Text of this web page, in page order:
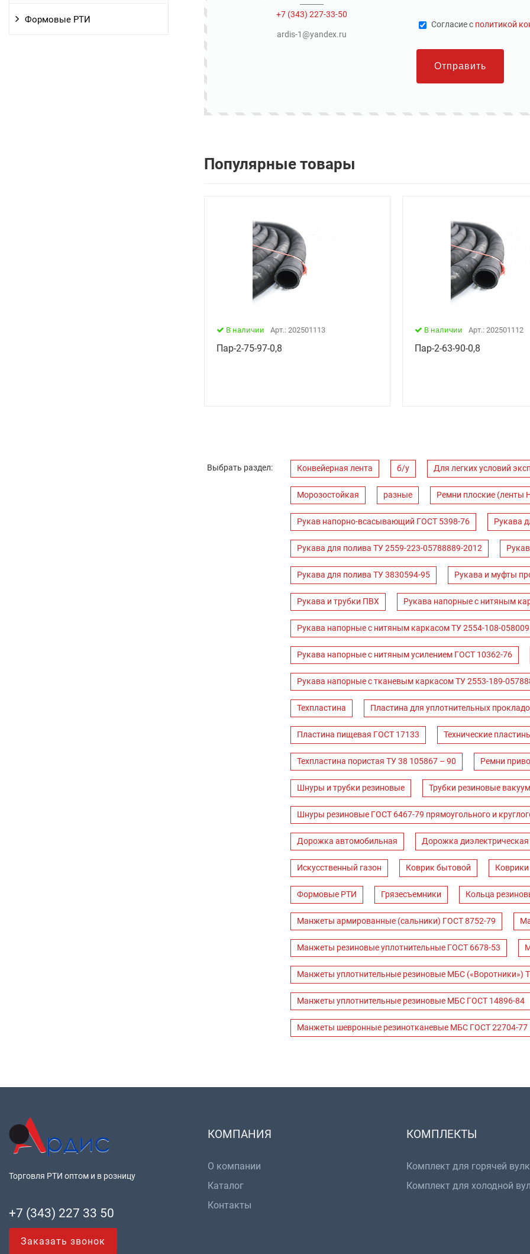
Формовые РТИ +7 (343) 227-33-50
ardis-1@yandex.ru
Cогласие с политикой
Отправить
Популярные товары
В наличии Арт.: 202501113
Пар-2-75-97-0,8
В наличии Арт.: 202501112
Пар-2-63-90-0,8
Выбрать раздел: Конвейерная лента б/у Для легких условий
Морозостойкая разные Ремни плоские (ленты
Рукав напорно-всасывающий ГОСТ 5398-76 Рукава
Рукава для полива ТУ 2559-223-05788889-2012
Рукава для полива ТУ 3830594-95 Рукава и муфты
Рукава и трубки ПВХ Рукава напорные с нитяным
Рукава напорные с нитяным каркасом ТУ 2554-108-
Рукава напорные с нитяным усилением ГОСТ 10362-76
Рукава напорные с тканевым каркасом ТУ 2553-189-
Техпластина Пластина для уплотнительных
Пластина пищевая ГОСТ 17133 Технические
Техпластина пористая ТУ 38 105867 – 90 Ремни
Шнуры и трубки резиновые Трубки резиновые
Шнуры резиновые ГОСТ 6467-79 прямоугольного и
Дорожка автомобильная Дорожка диэлектрическая
Искусственный газон Коврик бытовой Коврики
Формовые РТИ Грязесъемники Кольца
Манжеты армированные (сальники) ГОСТ 8752-79
Манжеты резиновые уплотнительные ГОСТ 6678-53
Манжеты уплотнительные резиновые МБС («Воротники»)
Манжеты уплотнительные резиновые МБС ГОСТ 14896-84
Манжеты шевронные резинотканевые МБС ГОСТ 22704-77
Торговля РТИ оптом и в розницу
+7 (343) 227 33 50
Заказать звонок
КОМПАНИЯ
О компании
Каталог
Контакты
КОМПЛЕКТЫ
Комплект для горячей
Комплект для холодной